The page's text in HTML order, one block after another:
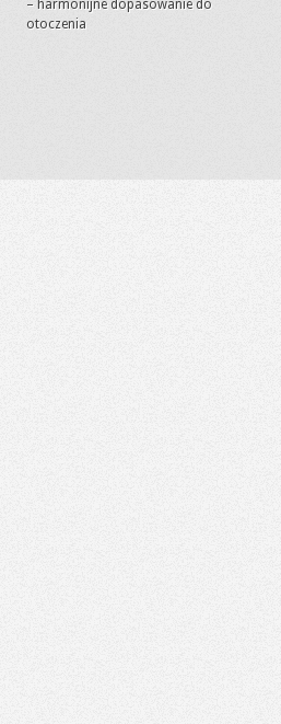
– harmonijne dopasowanie do
otoczenia